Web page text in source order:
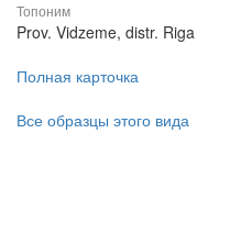
Топоним
Prov. Vidzeme, distr. Riga
Полная карточка
Все образцы этого вида